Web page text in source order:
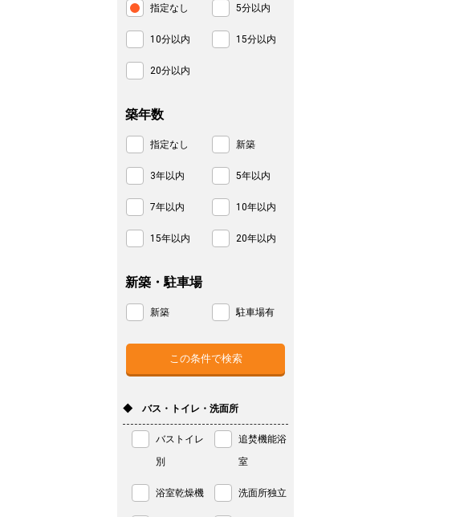
指定なし 5分以内
10分以内 15分以内
20分以内
築年数
指定なし 新築
3年以内 5年以内
7年以内 10年以内
15年以内 20年以内
新築・駐車場
新築 駐車場有
◆ バス・トイレ・洗面所
バストイレ
別
追焚機能浴
室
浴室乾燥機 洗面所独立